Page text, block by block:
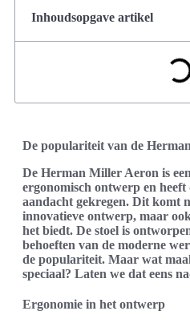
Inhoudsopgave artikel
De populariteit van de
De Herman Miller Aeron is
ergonomisch ontwerp en heeft
aandacht gekregen. Dit komt
innovatieve ontwerp, maar
het biedt. De stoel is
behoeften van de moderne
de populariteit. Maar wat
speciaal? Laten we dat eens
Ergonomie in het ontwerp